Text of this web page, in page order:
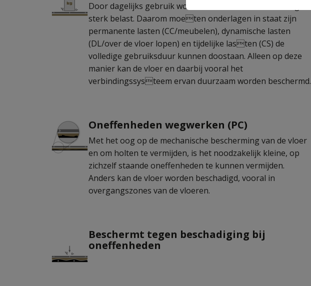
Door dagelijks gebruik worden vloeren en ook onderlagen
sterk belast. Daarom moeten onderlagen in staat zijn
permanente lasten (CC/meubelen), dynamische lasten
(DL/over de vloer lopen) en tijdelijke lasten (CS) de
volledige gebruiksduur kunnen doostaan. Alleen op deze
manier kan de vloer en daarbij vooral het
verbindingssysteem ervan duurzaam worden beschermd.
Oneffenheden wegwerken (PC)
Met het oog op de mechanische bescherming van de vloer
en om holten te vermijden, is het noodzakelijk kleine, op
zichzelf staande oneffenheden te kunnen vermijden.
Anders kan de vloer worden beschadigd, vooral in
overgangszones van de vloeren.
Beschermt tegen beschadiging bij
oneffenheden